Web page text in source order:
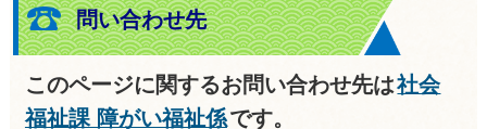
問い合わせ先
このページに関するお問い合わせ先は社会
福祉課 障がい福祉係です。